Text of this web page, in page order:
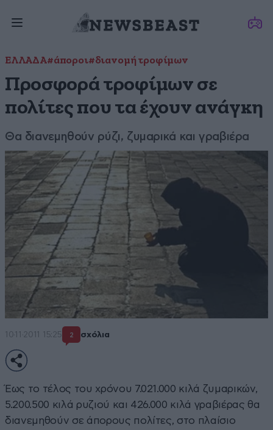
ΕΛΛΑΔΑ#άποροι#διανομή τροφίμων
Προσφορά τροφίμων σε
πολίτες που τα έχουν ανάγκη
Θα διανεμηθούν ρύζι, ζυμαρικά και γραβιέρα
10·11·2011 15:25 2 σχόλια
Έως το τέλος του χρόνου 7.021.000 κιλά ζυμαρικών,
5.200.500 κιλά ρυζιού και 426.000 κιλά γραβιέρας θα
διανεμηθούν σε άπορους πολίτες, στο πλαίσιο